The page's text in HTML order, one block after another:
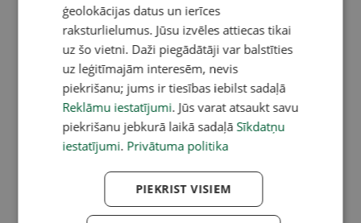
ģeolokācijas datus un ierīces
raksturlielumus. Jūsu izvēles attiecas tikai
uz šo vietni. Daži piegādātāji var balstīties
uz leģitīmajām interesēm, nevis
piekrišanu; jums ir tiesības iebilst sadaļā
Reklāmu iestatījumi. Jūs varat atsaukt savu
piekrišanu jebkurā laikā sadaļā Sīkdatņu
iestatījumi. Privātuma politika
PIEKRIST VISIEM